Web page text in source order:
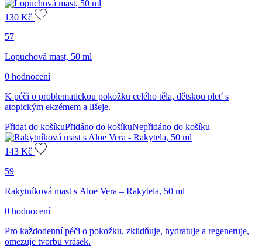
130 Kč
57
Lopuchová mast, 50 ml
0 hodnocení
K péči o problematickou pokožku celého těla, dětskou pleť s
atopickým ekzémem a lišeje.
Přidat do košíkuPřidáno do košíkuNepřidáno do košíku
143 Kč
59
Rakytníková mast s Aloe Vera – Rakytela, 50 ml
0 hodnocení
Pro každodenní péči o pokožku, zklidňuje, hydratuje a regeneruje,
omezuje tvorbu vrásek.